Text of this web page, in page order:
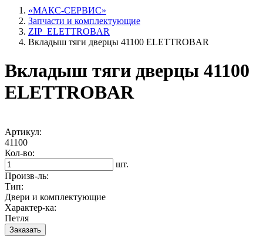
«МАКС-СЕРВИС»
Запчасти и комплектующие
ZIP_ELETTROBAR
Вкладыш тяги дверцы 41100 ELETTROBAR
Вкладыш тяги дверцы 41100
ELETTROBAR
Артикул:
41100
Кол-во:
шт.
Произв-ль:
Тип:
Двери и комплектующие
Характер-ка:
Петля
Заказать